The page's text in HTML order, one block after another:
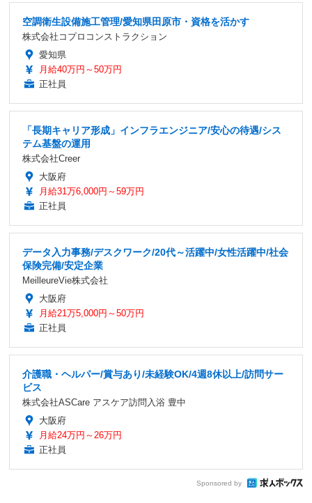
空調衛生設備施工管理/愛知県田原市・資格を活かす
株式会社コプロコンストラクション
愛知県
月給40万円～50万円
正社員
「長期キャリア形成」インフラエンジニア/安心の待遇/シス
テム基盤の運用
株式会社Creer
大阪府
月給31万6,000円～59万円
正社員
データ入力事務/デスクワーク/20代～活躍中/女性活躍中/社会
保険完備/安定企業
MeilleureVie株式会社
大阪府
月給21万5,000円～50万円
正社員
介護職・ヘルパー/賞与あり/未経験OK/4週8休以上/訪問サー
ビス
株式会社ASCare アスケア訪問入浴 豊中
大阪府
月給24万円～26万円
正社員
Sponsored by